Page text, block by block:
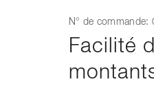
N° de commande:
Facilité